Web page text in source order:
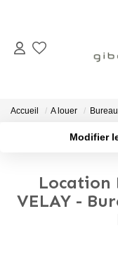
Accueil A louer
Modifier
Sélectionnez...
Type de bien
Location
VELAY -